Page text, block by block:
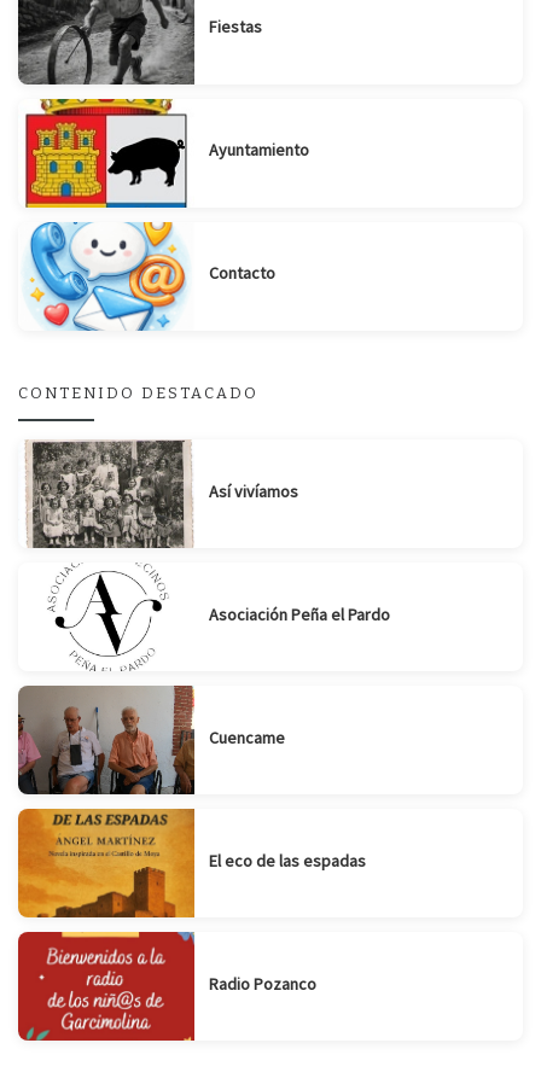
Fiestas
Ayuntamiento
Contacto
CONTENIDO DESTACADO
Así vivíamos
Asociación Peña el Pardo
Cuencame
El eco de las espadas
Radio Pozanco
Suscribirse